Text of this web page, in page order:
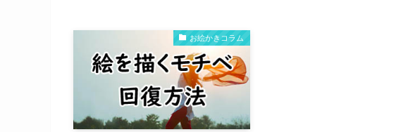
お絵かきコラム